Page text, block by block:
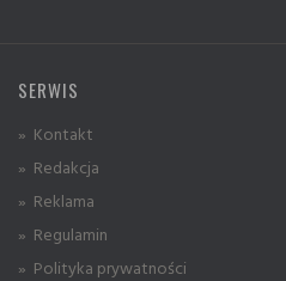
SERWIS
» Kontakt
» Redakcja
» Reklama
» Regulamin
» Polityka prywatności